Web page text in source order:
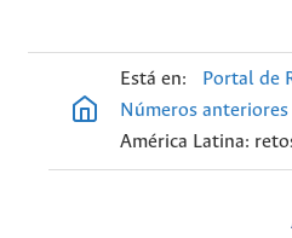
Está en: Portal de
Números anteriores
América Latina: